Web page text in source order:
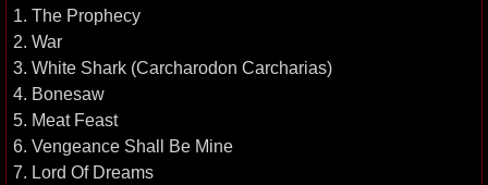
1. The Prophecy
2. War
3. White Shark (Carcharodon Carcharias)
4. Bonesaw
5. Meat Feast
6. Vengeance Shall Be Mine
7. Lord Of Dreams